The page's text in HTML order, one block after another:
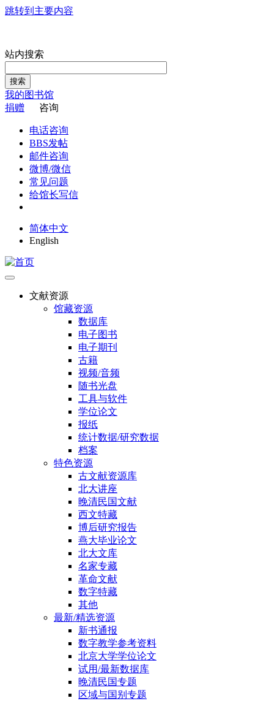
跳转到主要内容
站内搜索
搜索
我的图书馆
捐赠
咨询
电话咨询
BBS发帖
邮件咨询
微博/微信
常见问题
给馆长写信
简体中文
English
文献资源
馆藏资源
数据库
电子图书
电子期刊
古籍
视频/音频
随书光盘
工具与软件
学位论文
报纸
统计数据/研究数据
档案
特色资源
古文献资源库
北大讲座
晚清民国文献
西文特藏
博后研究报告
燕大毕业论文
北大文库
名家专藏
革命文献
数字特藏
其他
最新/精选资源
新书通报
数字教学参考资料
北京大学学位论文
试用/最新数据库
晚清民国专题
区域与国别专题